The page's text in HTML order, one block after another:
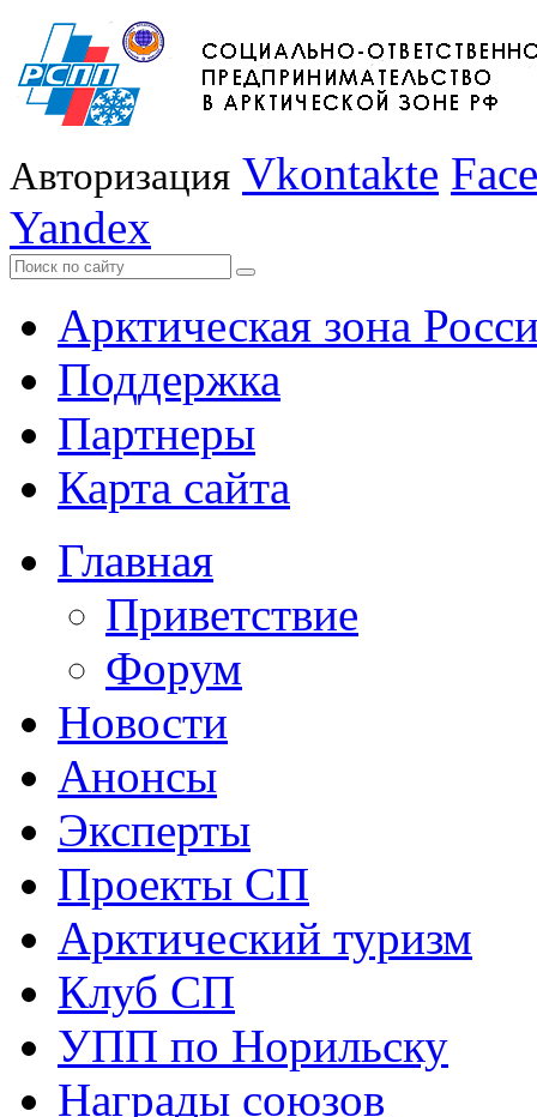
Авторизация Vkontakte
Yandex
Арктическая зона
Поддержка
Партнеры
Карта сайта
Главная
Приветствие
Форум
Новости
Анонсы
Эксперты
Проекты СП
Арктический туризм
Клуб СП
УПП по Норильску
Награды союзов